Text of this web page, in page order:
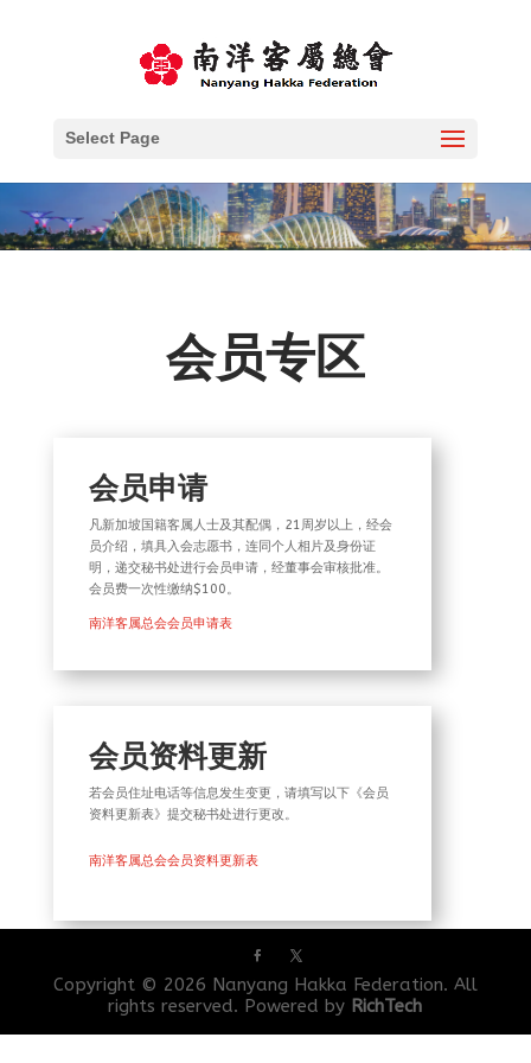
Select Page
会员专区
会员申请
凡新加坡国籍客属人士及其配偶，21周岁以上，经会
员介绍，填具入会志愿书，连同个人相片及身份证
明，递交秘书处进行会员申请，经董事会审核批准。
会员费一次性缴纳$100。
南洋客属总会会员申请表
会员资料更新
若会员住址电话等信息发生变更，请填写以下《会员
资料更新表》提交秘书处进行更改。
南洋客属总会会员资料更新表
Copyright © 2026 Nanyang Hakka Federation. All
rights reserved. Powered by RichTech